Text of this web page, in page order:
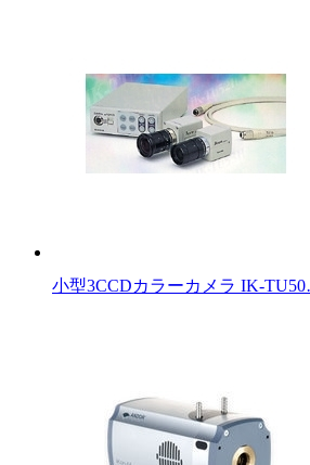
小型3CCDカラーカメラ IK-